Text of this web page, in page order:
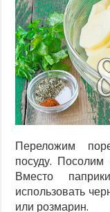
Переложим
посуду.
Вместо
использовать
или розмарин.